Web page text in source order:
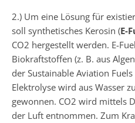
2.) Um eine Lösung für
soll synthetisches Kerosin (E-
CO2 hergestellt werden. E-
Biokraftstoffen (z. B. aus
der Sustainable Aviation Fuels
Elektrolyse wird aus Wasser
gewonnen. CO2 wird mittels
der Luft entnommen. Zum